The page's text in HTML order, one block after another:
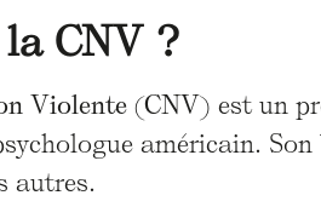
la CNV ?
Violente (CNV) est un
américain.
autres.